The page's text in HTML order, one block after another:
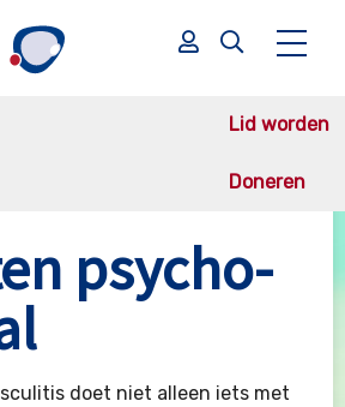
Lid worden
Doneren
Effecten psycho-
psycho-
doet niet alleen iets met